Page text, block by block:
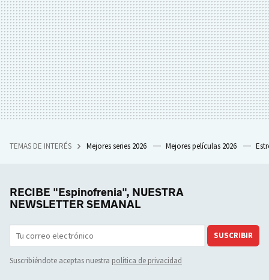
TEMAS DE INTERÉS Mejores series 2026 Mejores películas 2026
RECIBE "Espinofrenia", NUESTRA
NEWSLETTER SEMANAL
SUSCRIBIR
Suscribiéndote aceptas nuestra política de privacidad